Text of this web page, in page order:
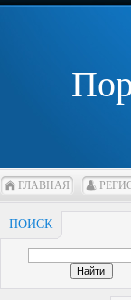
ГЛАВНАЯ
ПОИСК